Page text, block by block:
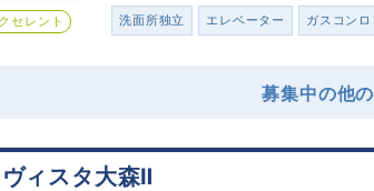
セレント 洗面所独立 エレベーター ガスコンロ
募集中の他の
ィスタ大森Ⅱ